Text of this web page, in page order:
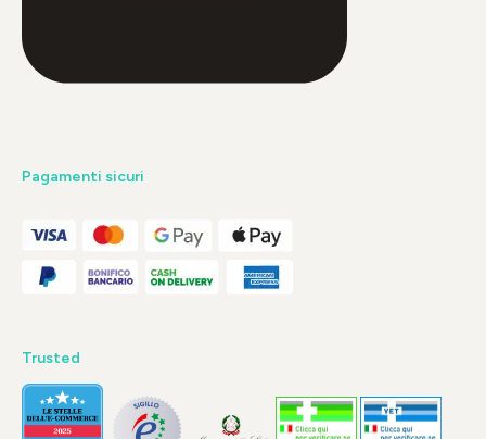
Pagamenti sicuri
Trusted